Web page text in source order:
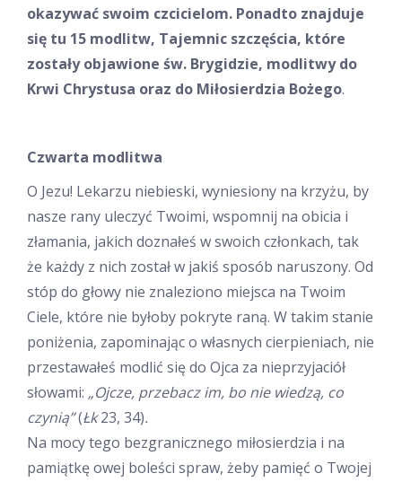
okazywać swoim czcicielom. Ponadto znajduje
się tu 15 modlitw, Tajemnic szczęścia, które
zostały objawione św. Brygidzie, modlitwy do
Krwi Chrystusa oraz do Miłosierdzia Bożego.
Czwarta modlitwa
O Jezu! Lekarzu niebieski, wyniesiony na krzyżu, by
nasze rany uleczyć Twoimi, wspomnij na obicia i
złamania, jakich doznałeś w swoich członkach, tak
że każdy z nich został w jakiś sposób naruszony. Od
stóp do głowy nie znaleziono miejsca na Twoim
Ciele, które nie byłoby pokryte raną. W takim stanie
poniżenia, zapominając o własnych cierpieniach, nie
przestawałeś modlić się do Ojca za nieprzyjaciół
słowami: „Ojcze, przebacz im, bo nie wiedzą, co
czynią”(Łk23, 34).
Na mocy tego bezgranicznego miłosierdzia i na
pamiątkę owej boleści spraw, żeby pamięć o Twojej